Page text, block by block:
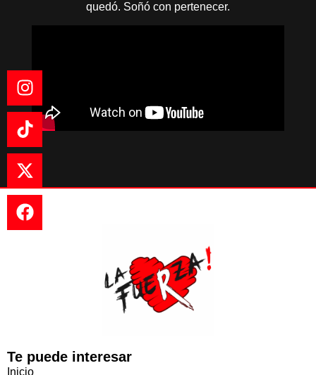
quedó. Soñó con pertenecer.
Te puede interesar
Inicio